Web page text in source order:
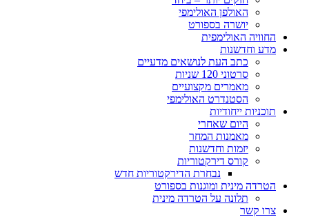
האולפן האולימפי
יושרה בספורט
החוויה האולימפית
מדע וחדשנות
כתב העת לנושאים מדעיים
סרטוני 120 שניות
מאמרים מקצועיים
הסטנדרט האולימפי
תוכניות ייחודיות
היום שאחרי
מאמנות המחר
יזמות וחדשנות
קורס דירקטוריות
נבחרת הדירקטוריות חדש
הטרדה מינית ומוגנות בספורט
תלונה על הטרדה מינית
צרו קשר